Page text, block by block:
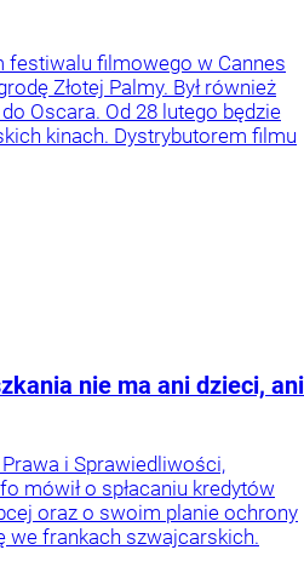
festiwalu filmowego w Cannes
Złotej Palmy. Był również
Oscara. Od 28 lutego będzie
kinach. Dystrybutorem filmu
nie ma ani dzieci, ani
i Sprawiedliwości,
mówił o spłacaniu kredytów
oraz o swoim planie ochrony
we frankach szwajcarskich.